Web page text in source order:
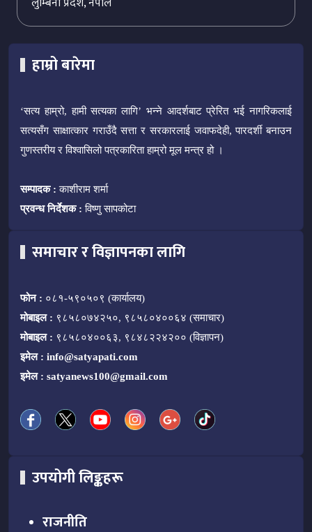
हाम्रो बारेमा
‘सत्य हाम्रो, हामी सत्यका लागि’ भन्ने आदर्शबाट प्रेरित भई नागरिकलाई
सत्यसँग साक्षात्कार गराउँदै सत्ता र सरकारलाई जवाफदेही, पारदर्शी बनाउन
गुणस्तरीय र विश्वासिलो पत्रकारिता हाम्रो मूल मन्त्र हो ।
सम्पादक : काशीराम शर्मा
प्रवन्ध निर्देशक : विष्णु सापकोटा
समाचार र विज्ञापनका लागि
फोन : ०८१-५९०५०९ (कार्यालय)
मोबाइल : ९८५८०७४२५०, ९८५८०४००६४ (समाचार)
मोबाइल : ९८५८०४००६३, ९८४८२२४२०० (विज्ञापन)
इमेल : info@satyapati.com
इमेल : satyanews100@gmail.com
उपयोगी लिङ्कहरू
राजनीति